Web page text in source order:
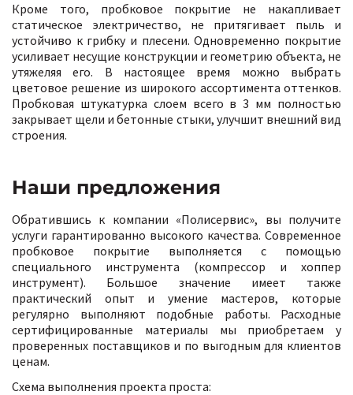
Кроме того, пробковое покрытие не накапливает
статическое электричество, не притягивает пыль и
устойчиво к грибку и плесени. Одновременно покрытие
усиливает несущие конструкции и геометрию объекта, не
утяжеляя его. В настоящее время можно выбрать
цветовое решение из широкого ассортимента оттенков.
Пробковая штукатурка слоем всего в 3 мм полностью
закрывает щели и бетонные стыки, улучшит внешний вид
строения.
Наши предложения
Обратившись к компании «Полисервис», вы получите
услуги гарантированно высокого качества. Современное
пробковое покрытие выполняется с помощью
специального инструмента (компрессор и хоппер
инструмент). Большое значение имеет также
практический опыт и умение мастеров, которые
регулярно выполняют подобные работы. Расходные
сертифицированные материалы мы приобретаем у
проверенных поставщиков и по выгодным для клиентов
ценам.
Схема выполнения проекта проста: